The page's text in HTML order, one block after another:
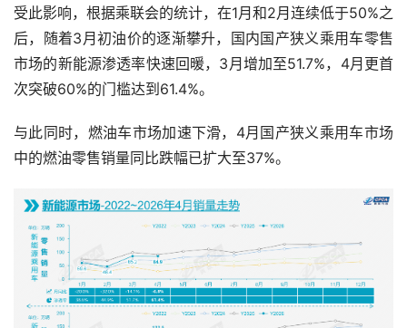
受此影响，根据乘联会的统计，在1月和2月连续低于50%之
后，随着3月初油价的逐渐攀升，国内国产狭义乘用车零售
市场的新能源渗透率快速回暖，3月增加至51.7%，4月更首
次突破60%的门槛达到61.4%。
与此同时，燃油车市场加速下滑，4月国产狭义乘用车市场
中的燃油零售销量同比跌幅已扩大至37%。